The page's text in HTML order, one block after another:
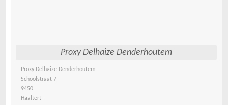
Proxy Delhaize Denderhoutem
Proxy Delhaize Denderhoutem
Schoolstraat 7
9450
Haaltert